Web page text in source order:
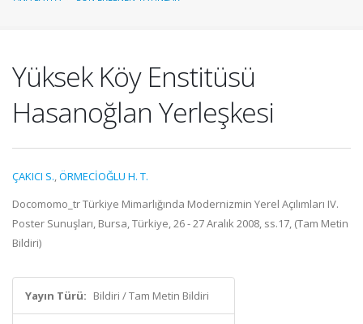
Yüksek Köy Enstitüsü
Hasanoğlan Yerleşkesi
ÇAKICI S.,ÖRMECİOĞLU H. T.
Docomomo_tr Türkiye Mimarlığında Modernizmin Yerel Açılımları IV.
Poster Sunuşları, Bursa, Türkiye, 26 - 27 Aralık 2008, ss.17, (Tam Metin
Bildiri)
Yayın Türü: Bildiri / Tam Metin Bildiri